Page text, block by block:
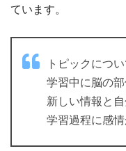
ています。
トピックにつ
学習中に脳の
新しい情報と
学習過程に感情